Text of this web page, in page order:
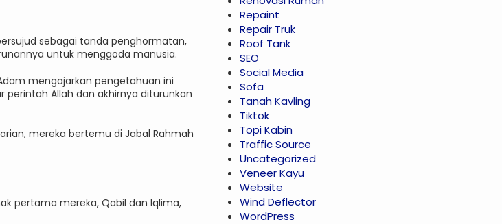
sebagai tanda penghormatan,
untuk menggoda manusia.
mengajarkan pengetahuan ini
perintah Allah dan akhirnya diturunkan
mereka bertemu di Jabal Rahmah
pertama mereka, Qabil dan Iqlima,
Repaint
Repair Truk
Roof Tank
SEO
Social Media
Sofa
Tanah Kavling
Tiktok
Topi Kabin
Traffic Source
Uncategorized
Veneer Kayu
Website
Wind Deflector
WordPress